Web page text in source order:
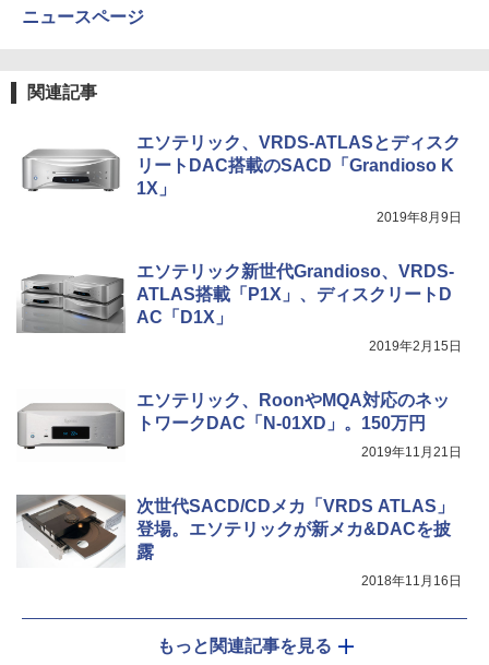
ニュースページ
関連記事
エソテリック、VRDS-ATLASとディスク
リートDAC搭載のSACD「Grandioso K
1X」
2019年8月9日
エソテリック新世代Grandioso、VRDS-
ATLAS搭載「P1X」、ディスクリートD
AC「D1X」
2019年2月15日
エソテリック、RoonやMQA対応のネッ
トワークDAC「N-01XD」。150万円
2019年11月21日
次世代SACD/CDメカ「VRDS ATLAS」
登場。エソテリックが新メカ&DACを披
露
2018年11月16日
もっと関連記事を見る